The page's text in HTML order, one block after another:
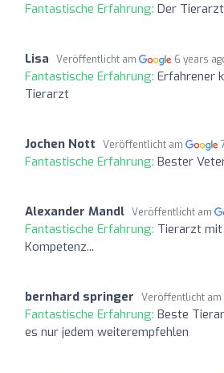
Fantastische Erfahrung: Der
Lisa Veröffentlicht am 6 years
Fantastische Erfahrung: Erfahrener
Tierarzt
Jochen Nott Veröffentlicht am
Fantastische Erfahrung: Bester
Alexander Mandl Veröffentlicht am
Fantastische Erfahrung: Tierarzt mit
Kompetenz...
bernhard springer Veröffentlicht am
Fantastische Erfahrung: Beste
es nur jedem weiterempfehlen